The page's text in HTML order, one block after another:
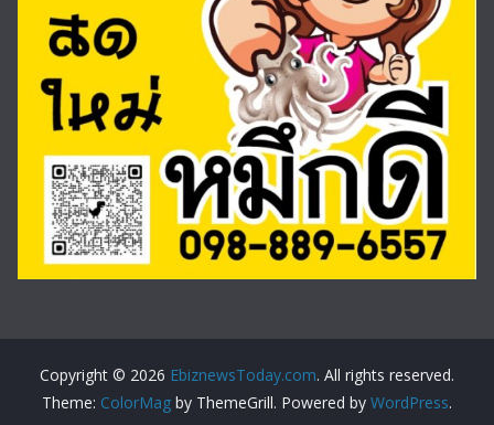
Copyright © 2026 EbiznewsToday.com. All rights reserved.
Theme: ColorMag by ThemeGrill. Powered by WordPress.